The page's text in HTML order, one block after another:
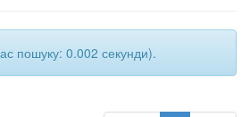
пошуку: 0.002 секунди).